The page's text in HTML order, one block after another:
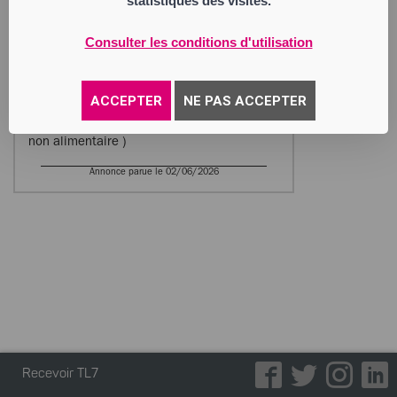
Consulter les conditions d'utilisation
ACCEPTER NE PAS ACCEPTER
2 et L. 814–13 du code de commerce dans
Entrepreneur Individuel
1 c rue Urbain Thévenon
non alimentaire )
Annonce parue le 02/06/2026
Recevoir TL7